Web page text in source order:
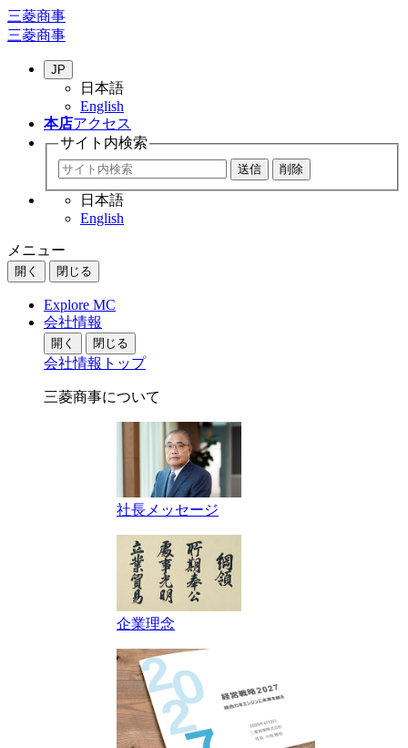
三菱商事
三菱商事
JP
日本語
English
本店アクセス
サイト内検索
日本語
English
メニュー
開く 閉じる
Explore MC
会社情報
開く 閉じる
会社情報トップ
三菱商事について
社長メッセージ
企業理念